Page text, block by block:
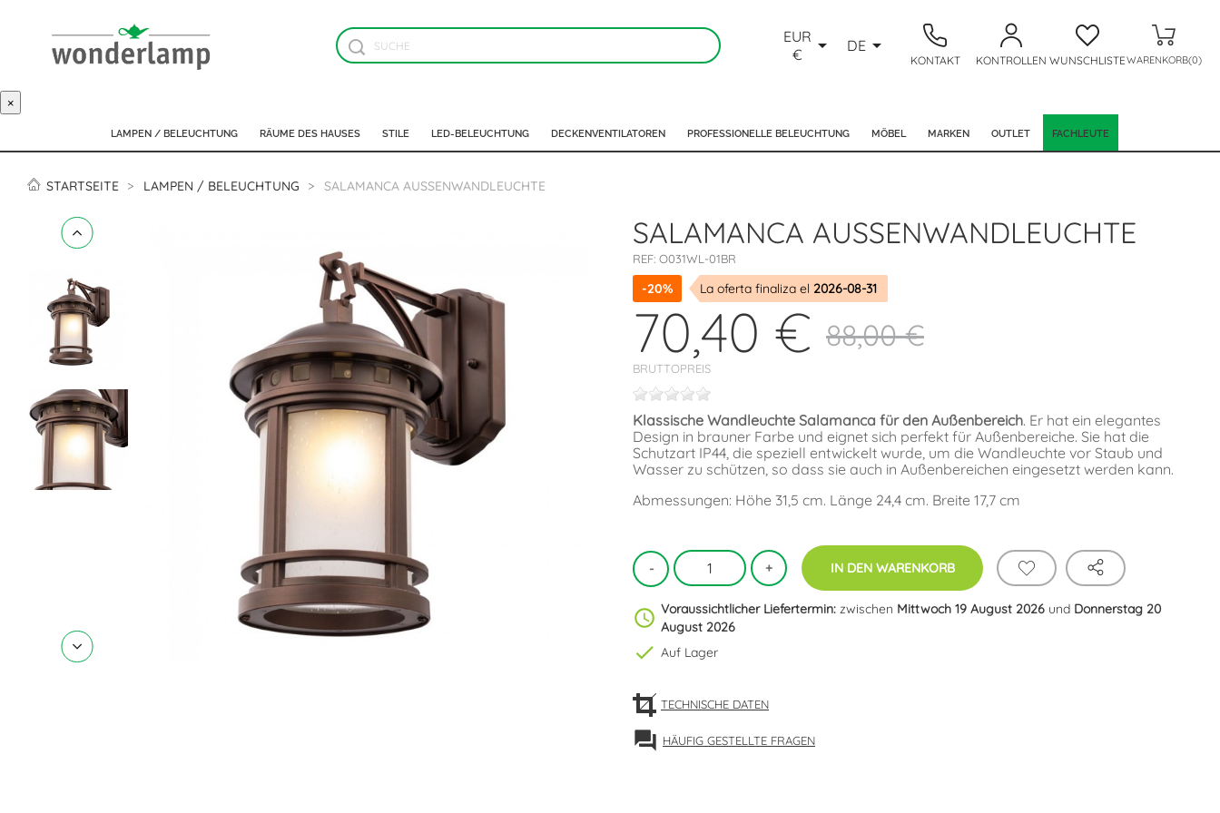
EUR
€
 DE 
KONTAKT KONTROLLEN WUNSCHLISTEWARENKORB(0)
×
LAMPEN / BELEUCHTUNG RÄUME DES HAUSES STILE LED-BELEUCHTUNG DECKENVENTILATOREN PROFESSIONELLE BELEUCHTUNG MÖBEL MARKEN OUTLET FACHLEUTE
STARTSEITE LAMPEN / BELEUCHTUNG SALAMANCA AUSSENWANDLEUCHTE
SALAMANCA AUSSENWANDLEUCHTE
REF: O031WL-01BR
-20% La oferta finaliza el 2026-08-31
70,40 €
BRUTTOPREIS
88,00 €
Klassische Wandleuchte Salamanca für den Außenbereich. Er hat ein elegantes
Design in brauner Farbe und eignet sich perfekt für Außenbereiche. Sie hat die
Schutzart IP44, die speziell entwickelt wurde, um die Wandleuchte vor Staub und
Wasser zu schützen, so dass sie auch in Außenbereichen eingesetzt werden kann.
Abmessungen: Höhe 31,5 cm. Länge 24,4 cm. Breite 17,7 cm
IN DEN WARENKORB
schedule Voraussichtlicher Liefertermin: zwischen Mittwoch 19 August 2026 und Donnerstag 20
August 2026
check Auf Lager
TECHNISCHE DATEN
forum HÄUFIG GESTELLTE FRAGEN